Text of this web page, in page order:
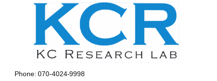
Phone: 070-4024-9998